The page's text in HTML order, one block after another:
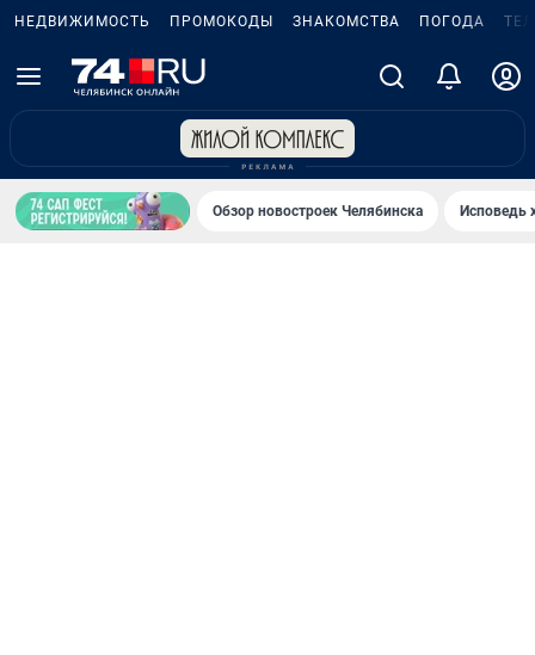
НЕДВИЖИМОСТЬ ПРОМОКОДЫ ЗНАКОМСТВА ПОГОДА
Обзор новостроек Челябинска Исповедь